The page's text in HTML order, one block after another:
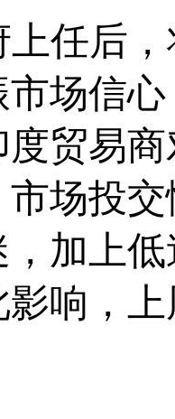
任后，
场信
贸易
场投
加上
影响，